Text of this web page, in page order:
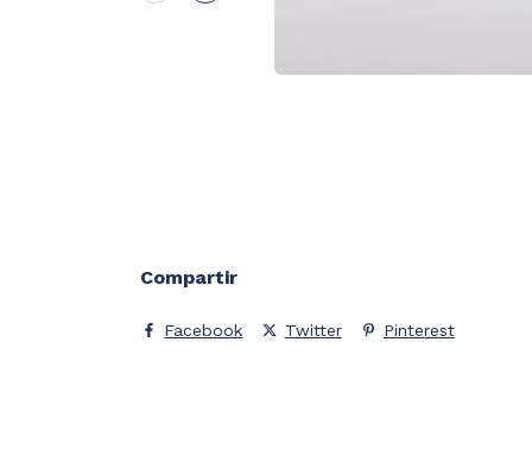
Compartir
Facebook Twitter Pinterest